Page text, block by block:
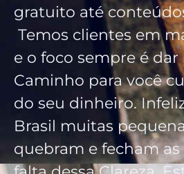
gratuito até
Temos clientes em
e o foco sempre é dar
Caminho para você
do seu dinheiro.
Brasil muitas
quebram e fecham